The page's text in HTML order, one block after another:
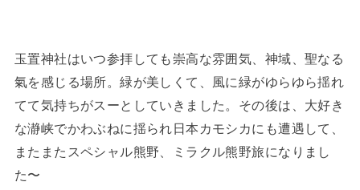
玉置神社はいつ参拝しても崇高な雰囲気、神域、聖なる
氣を感じる場所。緑が美しくて、風に緑がゆらゆら揺れ
てて気持ちがスーとしていきました。その後は、大好き
な瀞峡でかわぶねに揺られ日本カモシカにも遭遇して、
またまたスペシャル熊野、ミラクル熊野旅になりまし
た〜